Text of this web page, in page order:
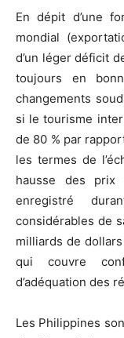
En dépit d’une
mondial
d’un léger déficit
toujours en
changements
si le tourisme
de 80 % par
les termes de
hausse des
enregistré
considérables de
milliards de
qui couvre
d’adéquation des
Les Philippines